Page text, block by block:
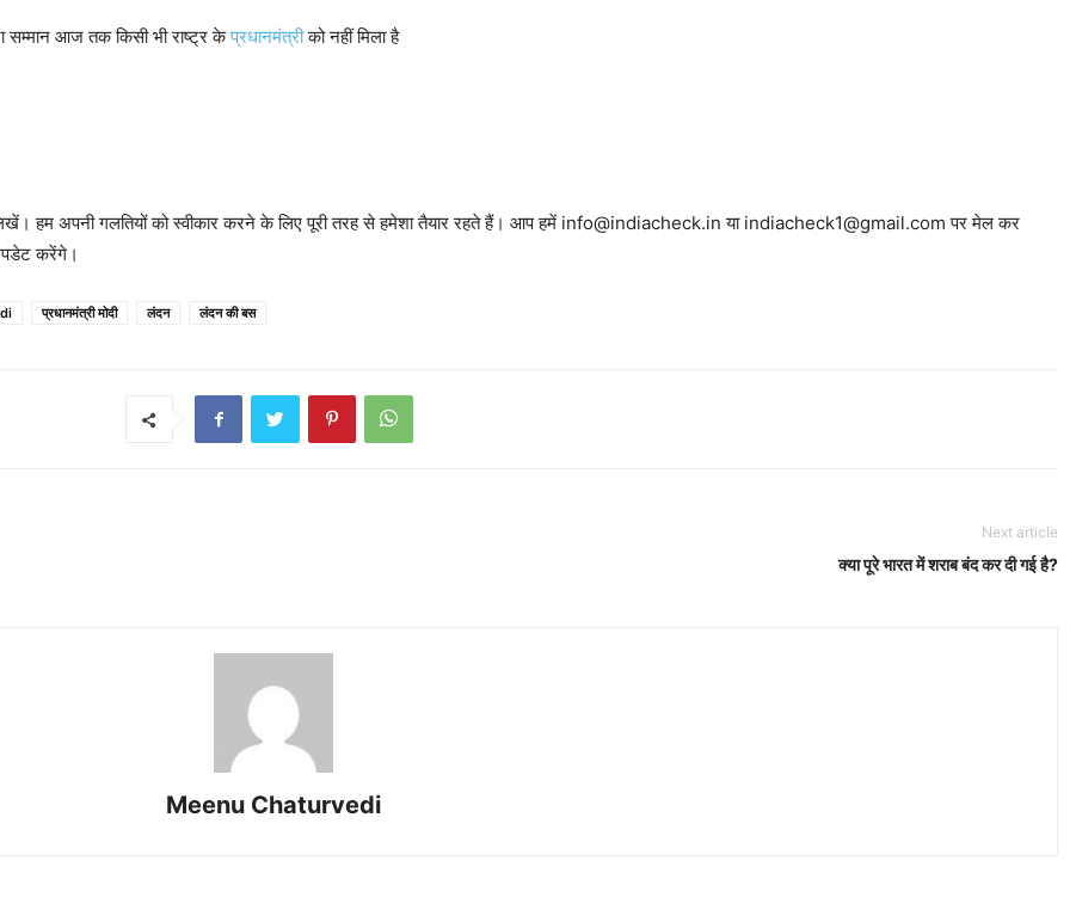
सम्मान आज तक किसी भी राष्ट्र केप्रधानमंत्रीको नहीं मिला है
हम अपनी गलतियों को स्वीकार करने के लिए पूरी तरह से हमेशा तैयार रहते हैं। आप हमें info@indiacheck.in या indiacheck1@gmail.com पर मेल कर
करेंगे।
प्रधानमंत्री मोदी लंदन लंदन की बस
Next article
क्या पूरे भारत में शराब बंद कर दी गई है?
Meenu Chaturvedi